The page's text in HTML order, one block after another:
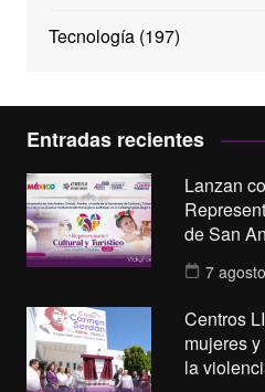
Tecnología(197)
Entradas recientes
Lanzan
de San
7
Centros
mujeres
la